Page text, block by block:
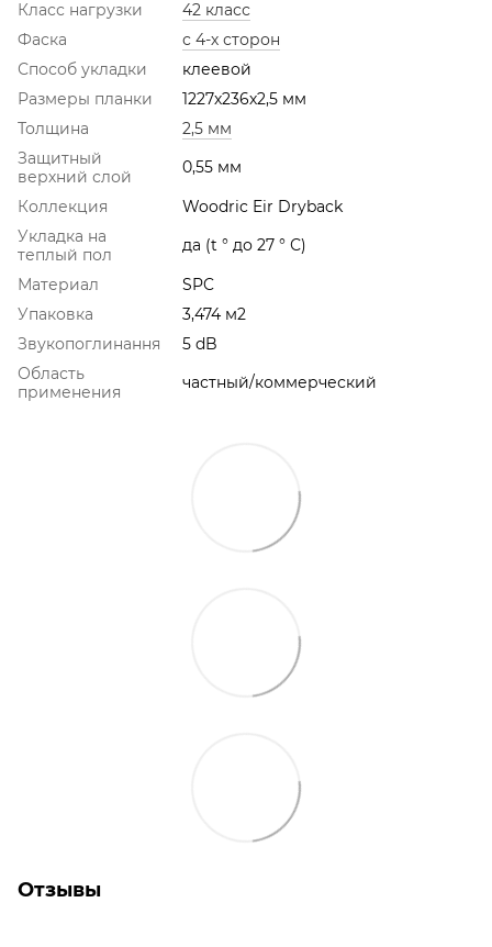
Класс нагрузки
42 класс
Фаска
с 4-х сторон
Способ укладки
клеевой
Размеры планки
1227х236х2,5 мм
Толщина
2,5 мм
Защитный
верхний слой
0,55 мм
Коллекция
Woodric Eir Dryback
Укладка на
теплый пол
да (t ° до 27 ° С)
Материал
SPC
Упаковка
3,474 м2
Звукопоглинання
5 dB
Область
применения
частный/коммерческий
Отзывы